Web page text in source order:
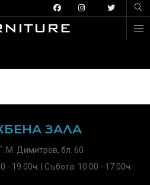
ЗАЛА
М. Димитров, бл. 60
- 19.00ч. | Събота: 10.00 - 17.00ч.